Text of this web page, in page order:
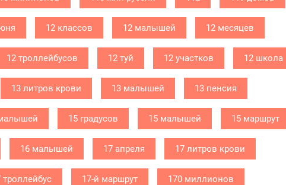
12 классов 12 малышей 12 месяцев
12 троллейбусов 12 туй 12 участков 12 школа
13 литров крови 13 малышей 13 пенсия
15 градусов 15 малышей 15 маршрут
16 малышей 17 апреля 17 литров крови
троллейбус 17-й маршрут 170 миллионов